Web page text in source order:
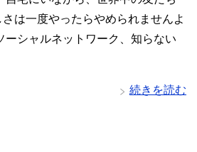
は一度やったらやめられませんよ
ーシャルネットワーク、知らない
続きを読む